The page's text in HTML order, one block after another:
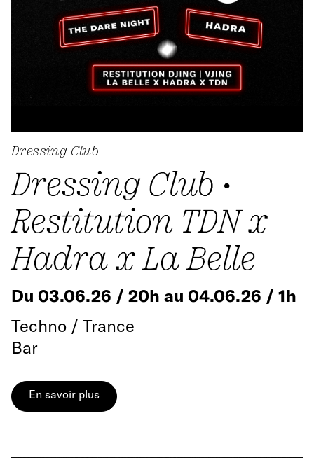
Dressing Club
Dressing Club •
Restitution TDN x
Hadra x La Belle
Du 03.06.26 / 20h au 04.06.26 / 1h
Techno / Trance
Bar
En savoir plus